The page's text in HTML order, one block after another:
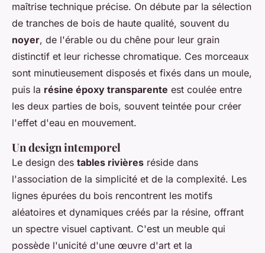
maîtrise technique précise. On débute par la sélection
de tranches de bois de haute qualité, souvent du
noyer, de l'érable ou du chêne pour leur grain
distinctif et leur richesse chromatique. Ces morceaux
sont minutieusement disposés et fixés dans un moule,
puis la résine époxy transparente est coulée entre
les deux parties de bois, souvent teintée pour créer
l'effet d'eau en mouvement.
Un design intemporel
Le design des tables rivières réside dans
l'association de la simplicité et de la complexité. Les
lignes épurées du bois rencontrent les motifs
aléatoires et dynamiques créés par la résine, offrant
un spectre visuel captivant. C'est un meuble qui
possède l'unicité d'une œuvre d'art et la